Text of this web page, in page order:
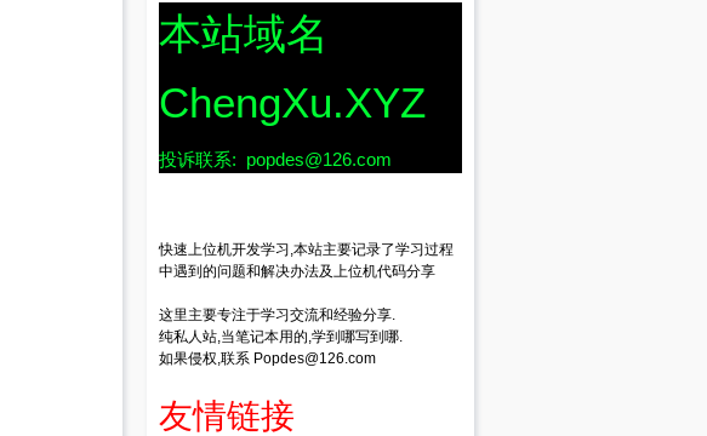
本站域名
ChengXu.XYZ
投诉联系: popdes@126.com
快速上位机开发学习,本站主要记录了学习过程
中遇到的问题和解决办法及上位机代码分享
这里主要专注于学习交流和经验分享.
纯私人站,当笔记本用的,学到哪写到哪.
如果侵权,联系 Popdes@126.com
友情链接